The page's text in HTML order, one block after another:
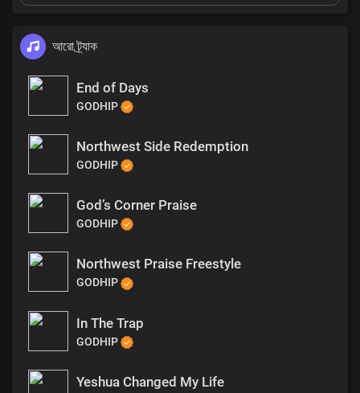
আরো ট্র্যাক
End of Days
GODHIP
Northwest Side Redemption
GODHIP
God’s Corner Praise
GODHIP
Northwest Praise Freestyle
GODHIP
In The Trap
GODHIP
Yeshua Changed My Life